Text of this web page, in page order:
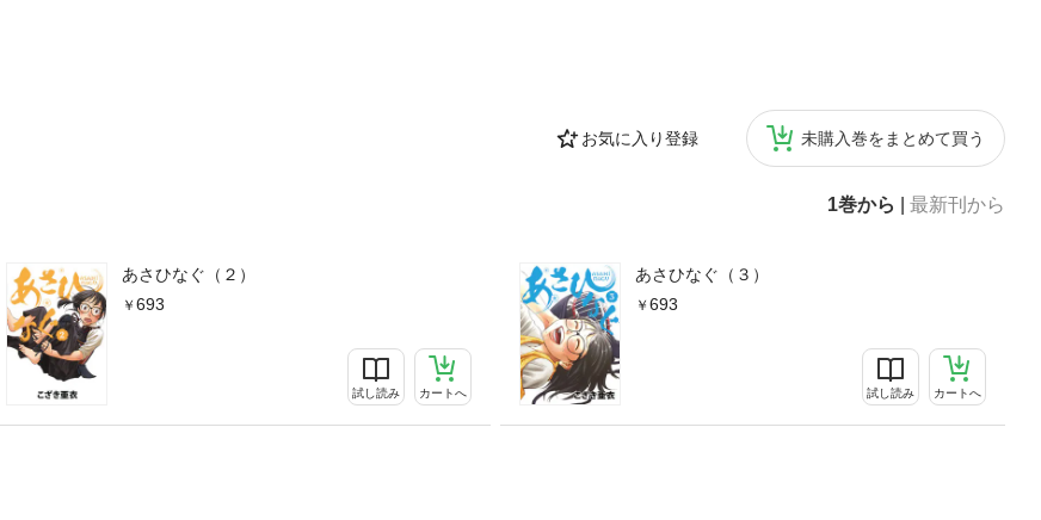
お気に入り登録 未購入巻をまとめて買う
1巻から 最新刊から
あさひなぐ（２）
693
試し読み カートへ
あさひなぐ（３）
693
試し読み カートへ